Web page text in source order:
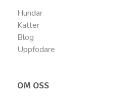
Hundar
Katter
Blog
Uppfodare
OM OSS